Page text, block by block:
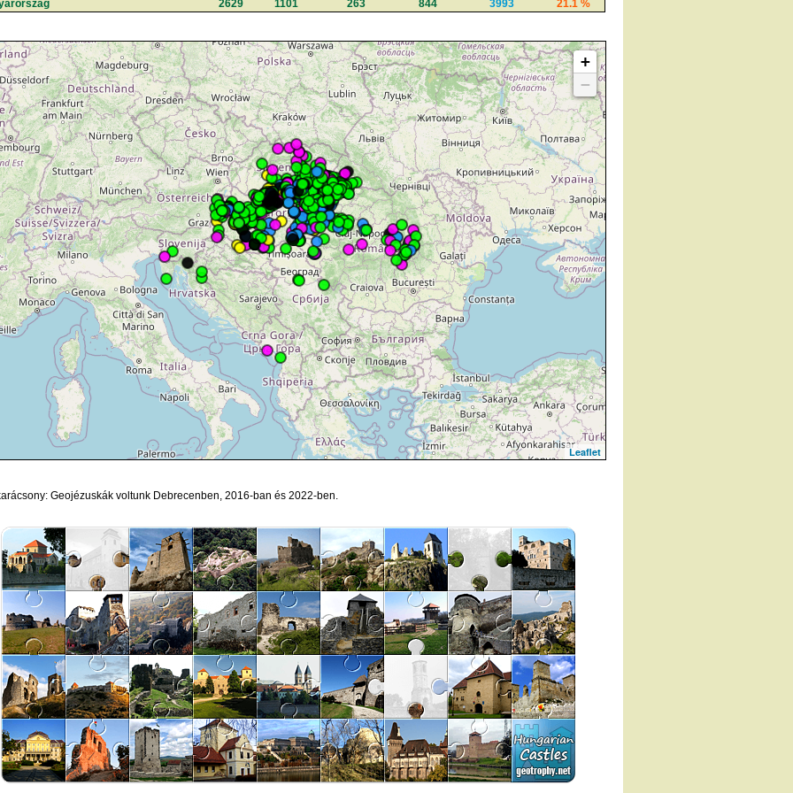
2629 1101 263 844 3993 21.1 %
+
−
Leaflet
Geojézuskák voltunk Debrecenben, 2016-ban és 2022-ben.